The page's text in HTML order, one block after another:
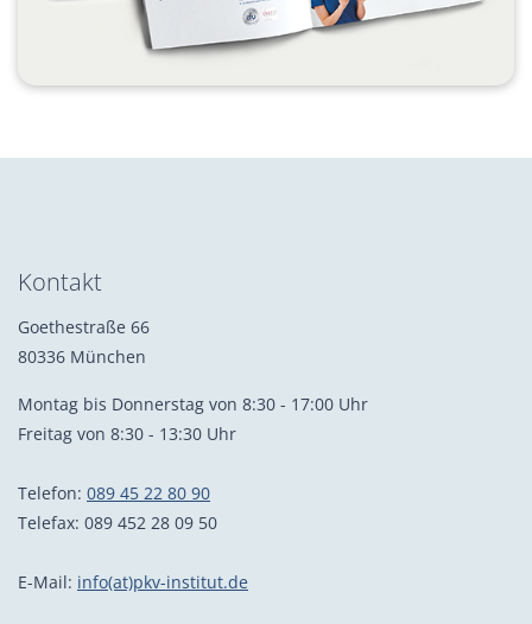
Kontakt
Goethestraße 66
80336 München
Montag bis Donnerstag von 8:30 - 17:00 Uhr
Freitag von 8:30 - 13:30 Uhr
Telefon: 089 45 22 80 90
Telefax: 089 452 28 09 50
E-Mail: info(at)pkv-institut.de